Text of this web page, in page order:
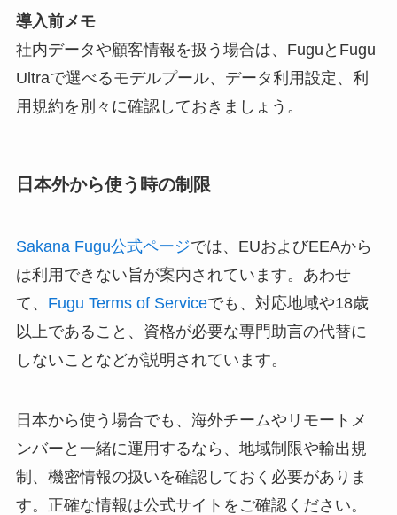
導入前メモ
社内データや顧客情報を扱う場合は、FuguとFugu
Ultraで選べるモデルプール、データ利用設定、利
用規約を別々に確認しておきましょう。
日本外から使う時の制限
Sakana Fugu公式ページでは、EUおよびEEAから
は利用できない旨が案内されています。あわせ
て、 Fugu Terms of Serviceでも、対応地域や18歳
以上であること、資格が必要な専門助言の代替に
しないことなどが説明されています。
日本から使う場合でも、海外チームやリモートメ
ンバーと一緒に運用するなら、地域制限や輸出規
制、機密情報の扱いを確認しておく必要がありま
す。正確な情報は公式サイトをご確認ください。